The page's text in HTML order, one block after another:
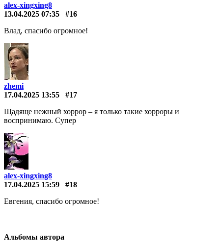
alex-xingxing8
13.04.2025 07:35
#16
Влад, спасибо огромное!
zhemi
17.04.2025 13:55
#17
Щадяще нежный хоррор – я только такие хорроры и
воспринимаю. Супер
alex-xingxing8
17.04.2025 15:59
#18
Евгения, спасибо огромное!
Альбомы автора